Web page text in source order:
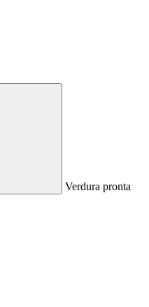
Verdura pronta